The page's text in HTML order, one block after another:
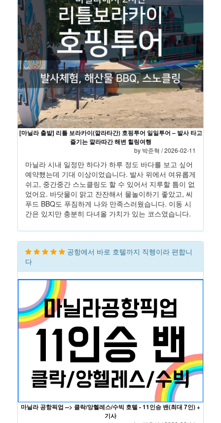
[마닐라 출발] 리틀 보라카이(깔라타간) 호핑투어 일일투어 – 발사 타고
즐기는 깔라따간 해변 힐링여행
by 박준혁 / 2026-02-11
마닐라 시내 일정만 하다가 하루 정도 바다를 보고 싶어
예약했는데 기대 이상이었습니다. 발사 위에서 여유롭게
쉬고, 중간중간 스노클링도 할 수 있어서 지루할 틈이 없
었어요. 바닷물이 맑고 잔잔해서 물놀이하기 좋았고, 씨
푸드 BBQ도 푸짐하게 나와 만족스러웠습니다. 이동 시
간은 있지만 충분히 다녀올 가치가 있는 코스였습니다.
공항에서 바로 호텔까지 직행이라 편합니
다
마닐라 공항픽업 --> 클락/앙헬레스/수빅 호텔 - 11인승 밴(최대 7인) +
기사